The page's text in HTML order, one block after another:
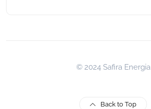
© 2024 Safira Energia
Back to Top